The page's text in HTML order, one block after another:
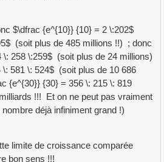
$\dfrac {e^{10}} {10} = 2 \:202$
(soit plus de 485 millions !!) ; donc
\: 258 \:259$ (soit plus de 24 millions)
\: 581 \: 524$ (soit plus de 10 686
{e^{30}} {30} = 356 \: 215 \: 819
!!! Et on ne peut pas vraiment
déjà infiniment grand !)
limite de croissance comparée
bon sens !!!